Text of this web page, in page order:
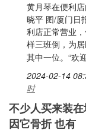
黄月琴在便利
晓平 图/厦门日
利店正常营业
样三班倒，为
其中一位。“欢
2024-02-14
时
不少人买来装
因它骨折 也有